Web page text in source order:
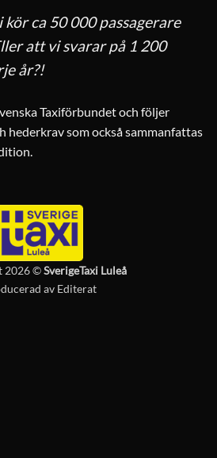
kör ca 50 000 passagerare
att vi svarar på 1 200
år?!
Taxiförbundet och följer
hederkrav som också sammanfattas
2026 ©SverigeTaxi Luleå
av Editerat